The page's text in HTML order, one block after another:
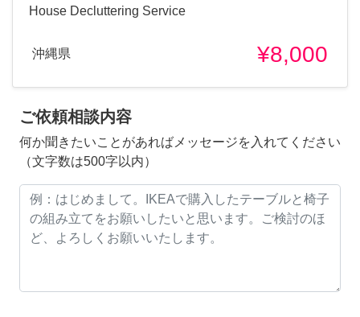
House Decluttering Service
沖縄県 ¥8,000
ご依頼相談内容
何か聞きたいことがあればメッセージを入れてください
（文字数は500字以内）